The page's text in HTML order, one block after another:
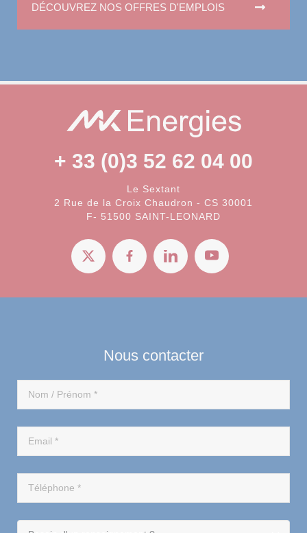
DÉCOUVREZ NOS OFFRES D'EMPLOIS
+ 33 (0)3 52 62 04 00
Le Sextant
2 Rue de la Croix Chaudron - CS 30001
F- 51500 SAINT-LEONARD
Nous contacter